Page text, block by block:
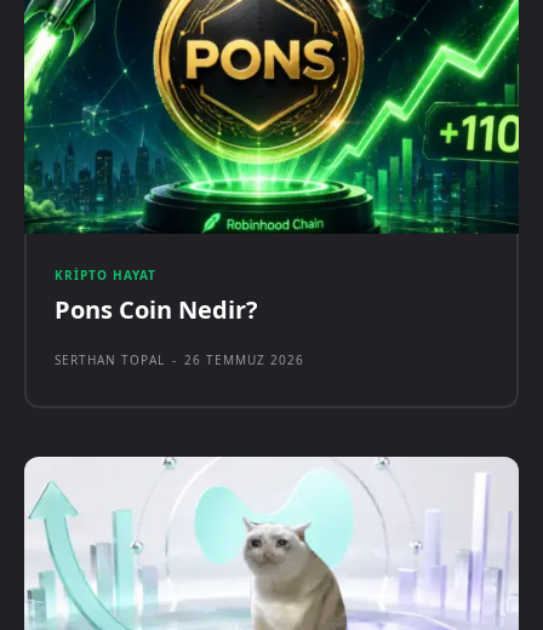
KRIPTO HAYAT
Pons Coin Nedir?
SERTHAN TOPAL - 26 TEMMUZ 2026